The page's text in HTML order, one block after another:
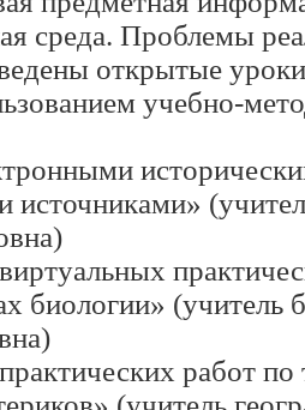
среда. Проблемы
открытые
учебно-
источниками»
биологии» (учитель
работ по